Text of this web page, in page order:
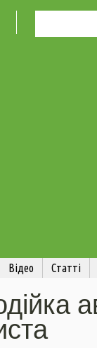
Відео Статті